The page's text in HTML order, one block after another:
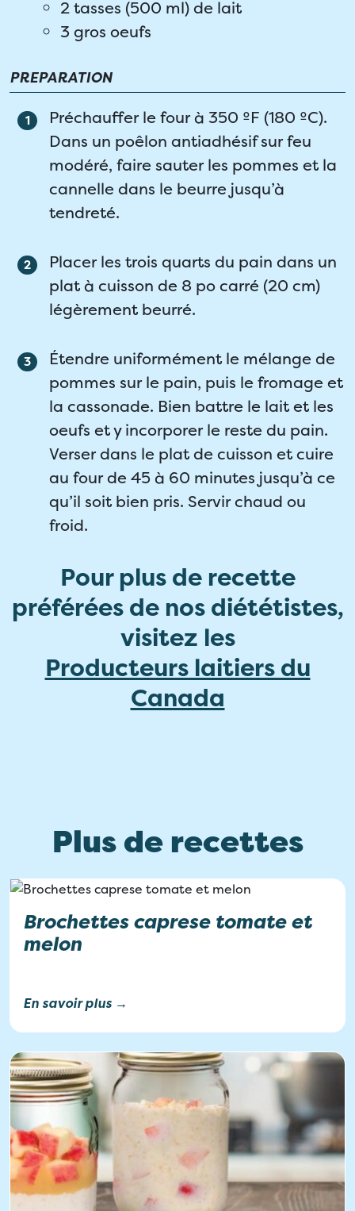
2 tasses (500 ml) de lait
3 gros oeufs
PREPARATION
Préchauffer le four à 350 ºF (180 ºC).
Dans un poêlon antiadhésif sur feu
modéré, faire sauter les pommes et la
cannelle dans le beurre jusqu’à
tendreté.
Placer les trois quarts du pain dans un
plat à cuisson de 8 po carré (20 cm)
légèrement beurré.
Étendre uniformément le mélange de
pommes sur le pain, puis le fromage et
la cassonade. Bien battre le lait et les
oeufs et y incorporer le reste du pain.
Verser dans le plat de cuisson et cuire
au four de 45 à 60 minutes jusqu’à ce
qu’il soit bien pris. Servir chaud ou
froid.
Pour plus de recette
préférées de nos diététistes,
visitez les
Producteurs laitiers du
Canada
Plus de recettes
Brochettes caprese tomate et
melon
En savoir plus →